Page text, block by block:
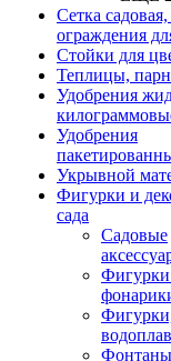
Сетка
ограждения
Стойки для
Теплицы,
Удобрения
Удобрения
Укрывной
Фигурки и
сада
Садовые
Фигурки
Фонтаны